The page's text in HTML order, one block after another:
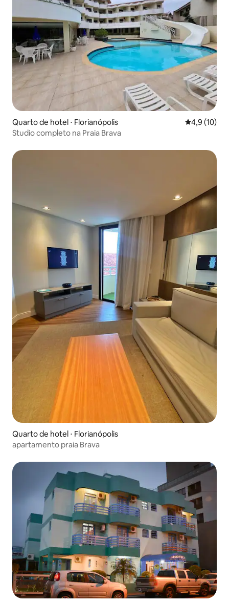
Quarto de hotel ⋅ Florianópolis 4,9 de uma
4,9 (10)
Studio completo na Praia Brava
Quarto de hotel ⋅ Florianópolis
apartamento praia Brava